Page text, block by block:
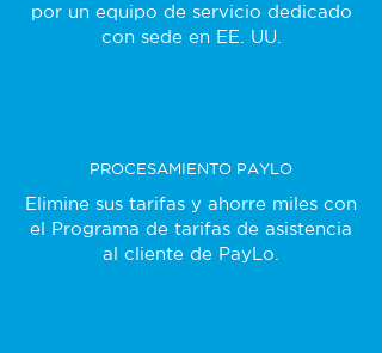
por un equipo de servicio dedicado
con sede en EE. UU.
PROCESAMIENTO PAYLO
Elimine sus tarifas y ahorre miles con
el Programa de tarifas de asistencia
al cliente de PayLo.